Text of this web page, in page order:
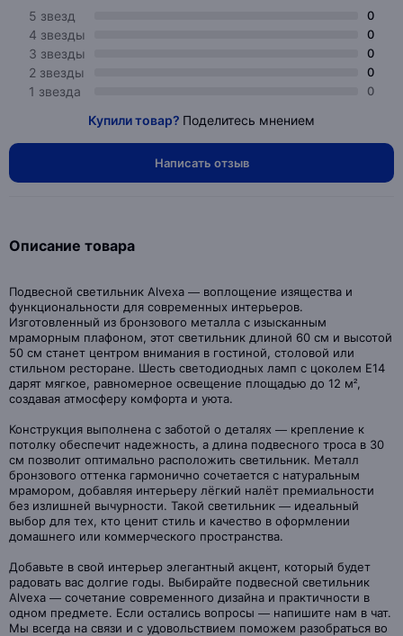
5 звезд
0
4 звезды 0
3 звезды 0
2 звезды 0
1 звезда 0
Купили товар? Поделитесь мнением
Написать отзыв
Описание товара
Подвесной светильник Alvexa — воплощение изящества и
функциональности для современных интерьеров.
Изготовленный из бронзового металла с изысканным
мраморным плафоном, этот светильник длиной 60 см и высотой
50 см станет центром внимания в гостиной, столовой или
стильном ресторане. Шесть светодиодных ламп с цоколем Е14
дарят мягкое, равномерное освещение площадью до 12 м²,
создавая атмосферу комфорта и уюта.
Конструкция выполнена с заботой о деталях — крепление к
потолку обеспечит надежность, а длина подвесного троса в 30
см позволит оптимально расположить светильник. Металл
бронзового оттенка гармонично сочетается с натуральным
мрамором, добавляя интерьеру лёгкий налёт премиальности
без излишней вычурности. Такой светильник — идеальный
выбор для тех, кто ценит стиль и качество в оформлении
домашнего или коммерческого пространства.
Добавьте в свой интерьер элегантный акцент, который будет
радовать вас долгие годы. Выбирайте подвесной светильник
Alvexa — сочетание современного дизайна и практичности в
одном предмете. Если остались вопросы — напишите нам в чат.
Мы всегда на связи и с удовольствием поможем разобраться во